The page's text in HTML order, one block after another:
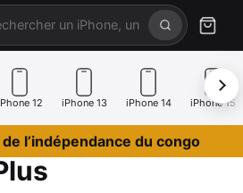
12 iPhone 13 iPhone 14 iPhone 15
l’indépendance du congo